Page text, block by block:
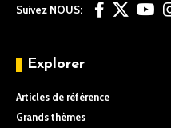
Suivez NOUS:
Explorer
Articles de référence
Grands thèmes